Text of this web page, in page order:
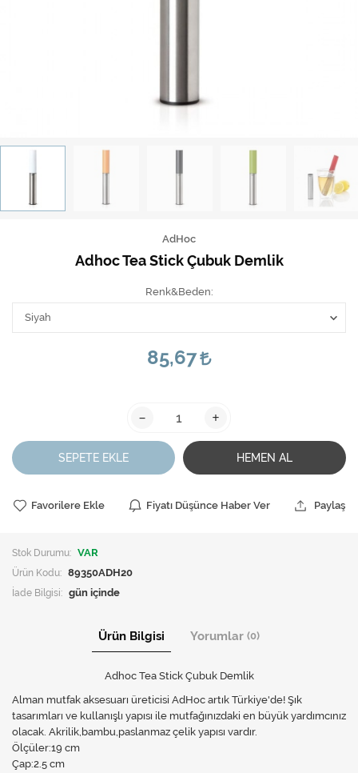
AdHoc
Adhoc Tea Stick Çubuk Demlik
Renk&Beden
85,67
- +
SEPETE EKLE HEMEN AL
Favorilere Ekle Fiyatı Düşünce Haber Ver Paylaş
Stok Durumu: VAR
Ürün Kodu: 89350ADH20
İade Bilgisi:
Ürün Bilgisi Yorumlar (0)
Adhoc Tea Stick Çubuk Demlik
Alman mutfak aksesuarı üreticisi AdHoc artık Türkiye'de! Şık
tasarımları ve kullanışlı yapısı ile mutfağınızdaki en büyük yardımcınız
olacak. Akrilik,bambu,paslanmaz çelik yapısı vardır.
Ölçüler:19 cm
Çap:2.5 cm